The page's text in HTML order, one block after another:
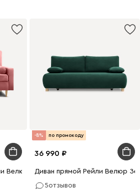
Велюр Розовый
-8% по промокоду
36 990
Диван прямой Рейли Велюр
5отзывов